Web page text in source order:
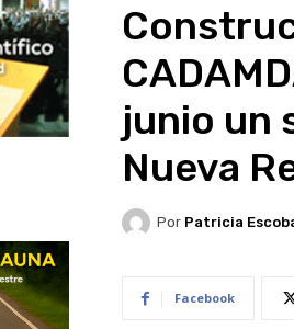
junio un
Nueva
Por Patricia
Facebook